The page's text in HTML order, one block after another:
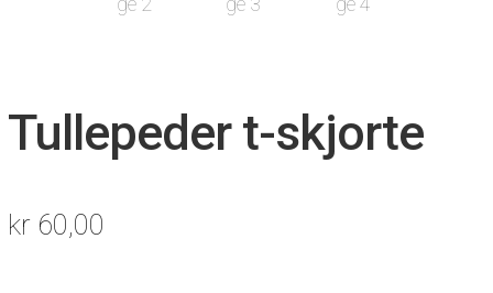
Tullepeder t-skjorte
kr 60,00